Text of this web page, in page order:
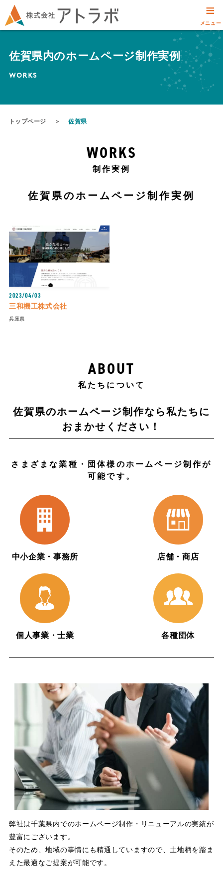
≡
メニュー
佐賀県内のホームページ制作実例
WORKS
トップページ ＞佐賀県
WORKS
制作実例
佐賀県のホームページ制作実例
2023/04/03
三和機工株式会社
兵庫県
ABOUT
私たちについて
佐賀県のホームページ制作なら私たちに
おまかせください！
さまざまな業種・団体様のホームページ制作が
可能です。
中小企業・事務所 店舗・商店
個人事業・士業 各種団体
弊社は千葉県内でのホームページ制作・リニューアルの実績が
豊富にございます。
そのため、地域の事情にも精通していますので、土地柄を踏ま
えた最適なご提案が可能です。